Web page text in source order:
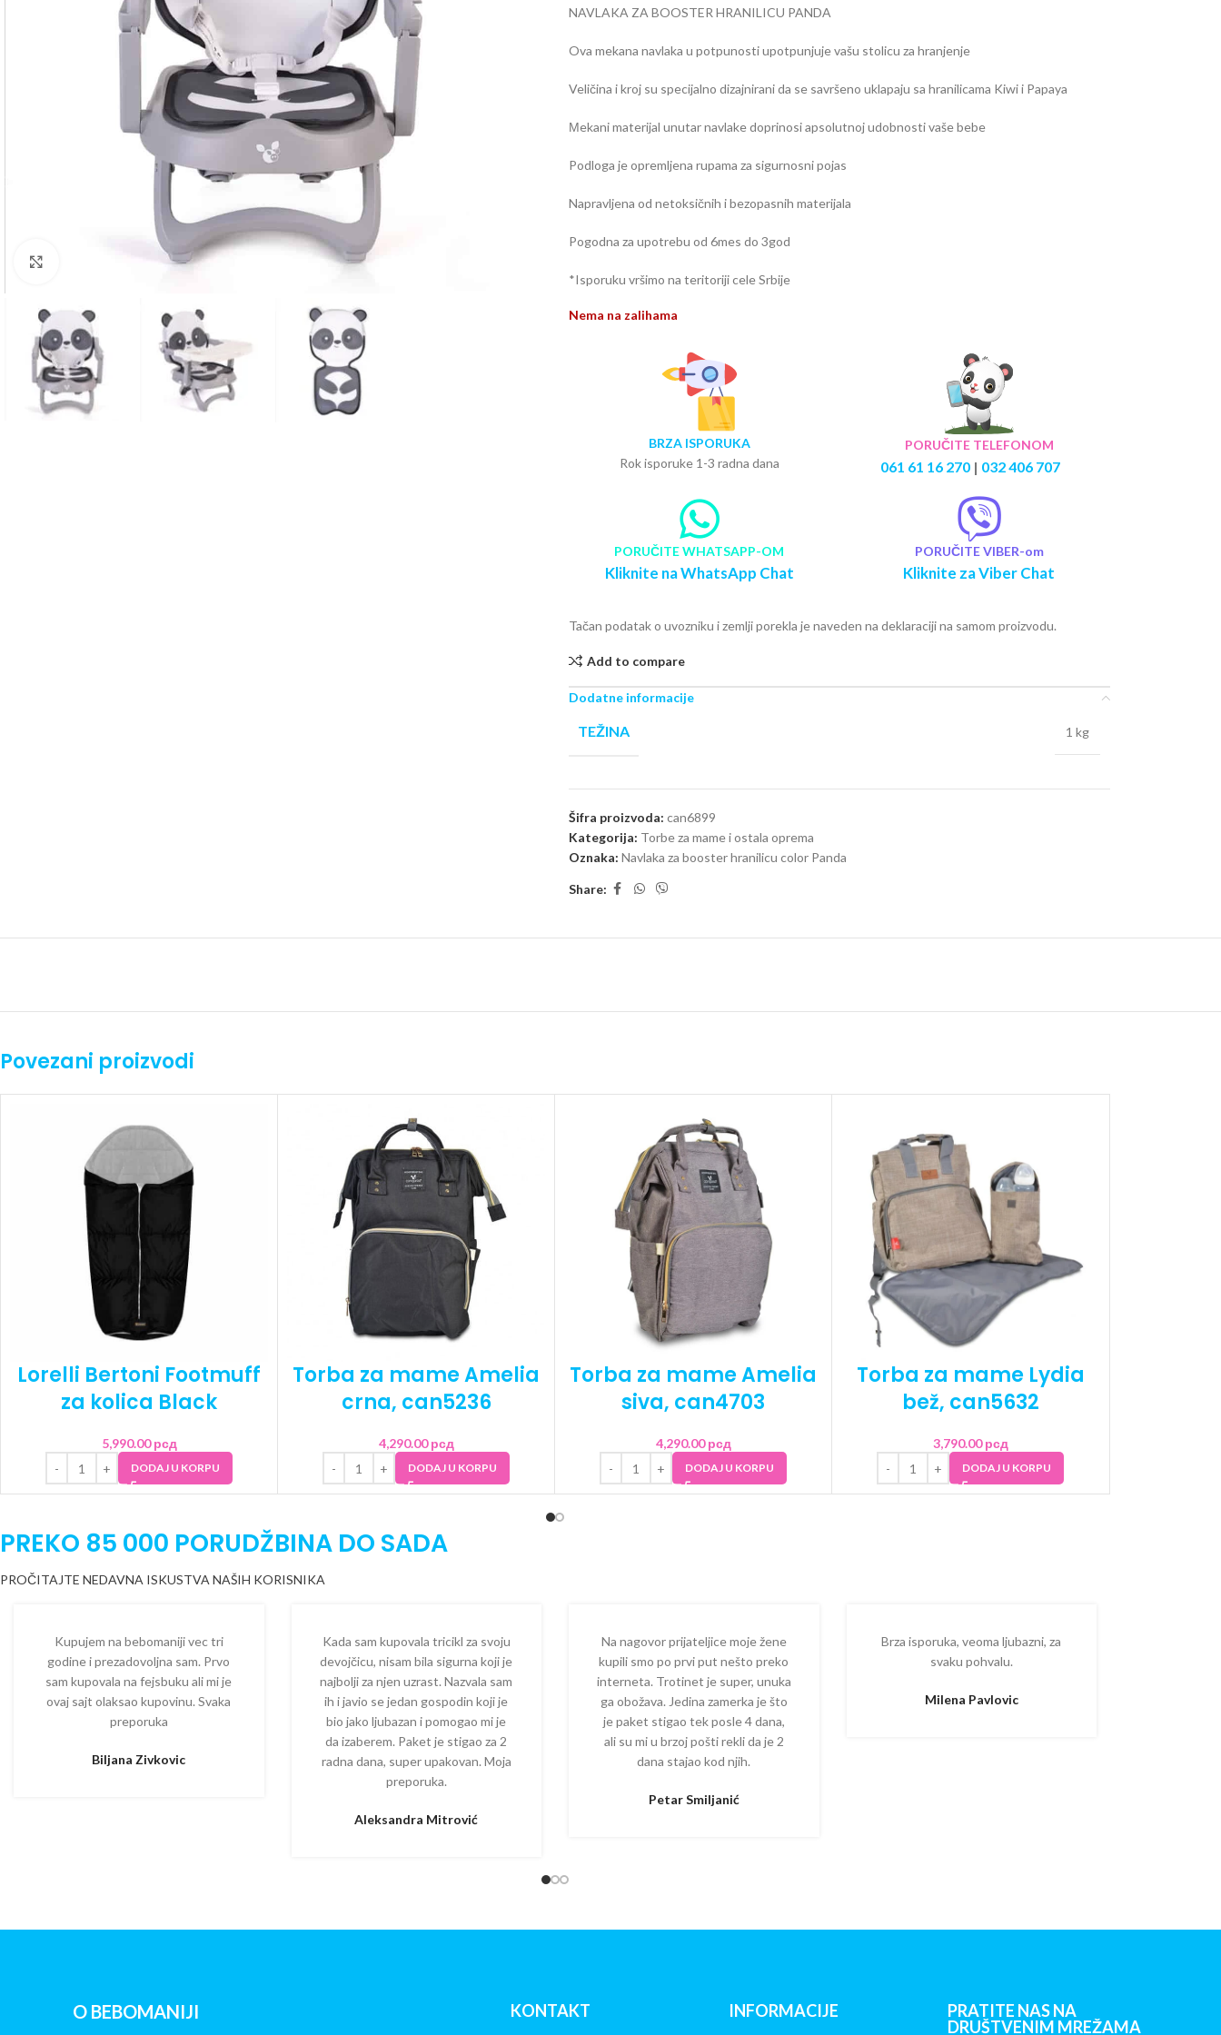
NAVLAKA ZA BOOSTER HRANILICU PANDA
Ova mekana navlaka u potpunosti upotpunjuje vašu stolicu za hranjenje
Veličina i kroj su specijalno dizajnirani da se savršeno uklapaju sa hranilicama Kiwi i Papaya
Мekani materijal unutar navlake doprinosi apsolutnoj udobnosti vaše bebe
Podloga je opremljena rupama za sigurnosni pojas
Napravljena od netoksičnih i bezopasnih materijala
Pogodna za upotrebu od 6mes do 3god
*Isporuku vršimo na teritoriji cele Srbije
Nema na zalihama
BRZA ISPORUKA
Rok isporuke 1-3 radna dana
PORUČITE TELEFONOM
061 61 16 270| 032 406 707
PORUČITE WHATSAPP-OM
Kliknite na WhatsApp Chat
PORUČITE VIBER-om
Kliknite za Viber Chat
Tačan podatak o uvozniku i zemlji porekla je naveden na deklaraciji na samom proizvodu.
Add to compare
Dodatne informacije
TEŽINA 1 kg
Šifra proizvoda: can6899
Kategorija: Torbe za mame i ostala oprema
Oznaka: Navlaka za booster hranilicu color Panda
Share:
Povezani proizvodi
Lorelli Bertoni Footmuff
za kolica Black
5,990.00рсд
DODAJ U KORPU
Torba za mame Amelia
crna, can5236
4,290.00рсд
DODAJ U KORPU
Torba za mame Amelia
siva, can4703
4,290.00рсд
DODAJ U KORPU
Torba za mame Lydia
bež, can5632
3,790.00рсд
DODAJ U KORPU
PREKO 85 000 PORUDŽBINA DO SADA
PROČITAJTE NEDAVNA ISKUSTVA NAŠIH KORISNIKA
Kupujem na bebomaniji vec tri
godine i prezadovoljna sam. Prvo
sam kupovala na fejsbuku ali mi je
ovaj sajt olaksao kupovinu. Svaka
preporuka
Biljana Zivkovic
Kada sam kupovala tricikl za svoju
devojčicu, nisam bila sigurna koji je
najbolji za njen uzrast. Nazvala sam
ih i javio se jedan gospodin koji je
bio jako ljubazan i pomogao mi je
da izaberem. Paket je stigao za 2
radna dana, super upakovan. Moja
preporuka.
Aleksandra Mitrović
Na nagovor prijateljice moje žene
kupili smo po prvi put nešto preko
interneta. Trotinet je super, unuka
ga obožava. Jedina zamerka je što
je paket stigao tek posle 4 dana,
ali su mi u brzoj pošti rekli da je 2
dana stajao kod njih.
Petar Smiljanić
Brza isporuka, veoma ljubazni, za
svaku pohvalu.
Milena Pavlovic
O BEBOMANIJI KONTAKT INFORMACIJE
PRATITE NAS NA
DRUŠTVENIM MREŽAMA